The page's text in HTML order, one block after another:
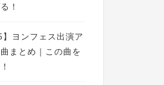
！
】ヨンフェス出演ア
まとめ｜この曲を